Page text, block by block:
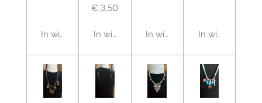
In winkelwagen
€ 3,50
In winkelwagenIn winkelwagenIn winkelwagen